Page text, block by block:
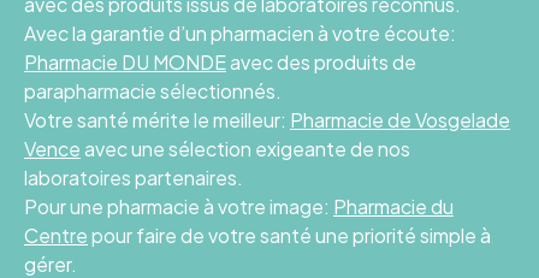
Avec la garantie d’un pharmacien à votre écoute:
Pharmacie DU MONDEavec des produits de
parapharmacie sélectionnés.
Votre santé mérite le meilleur: Pharmacie de Vosgelade
Venceavec une sélection exigeante de nos
laboratoires partenaires.
Pour une pharmacie à votre image: Pharmacie du
Centrepour faire de votre santé une priorité simple à
gérer.